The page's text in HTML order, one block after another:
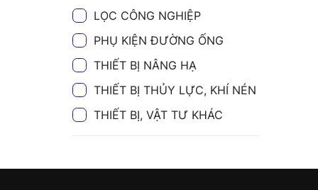
LỌC CÔNG NGHIỆP
PHỤ KIỆN ĐƯỜNG ỐNG
THIẾT BỊ NÂNG HẠ
THIẾT BỊ THỦY LỰC, KHÍ NÉN
THIẾT BỊ, VẬT TƯ KHÁC